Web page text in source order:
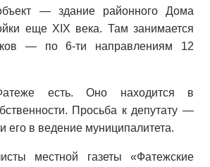
— здание районного Дома
еще XIX века. Там занимается
— по 6-ти направлениям 12
есть. Оно находится в
Просьба к депутату —
его в ведение муниципалитета.
местной газеты «Фатежские